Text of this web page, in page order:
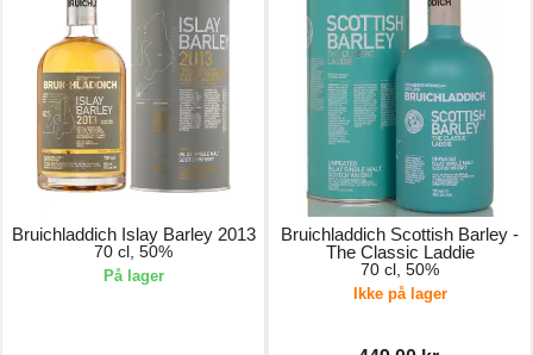
Bruichladdich Islay Barley 2013
70 cl, 50%
På lager
Bruichladdich Scottish Barley -
The Classic Laddie
70 cl, 50%
Ikke på lager